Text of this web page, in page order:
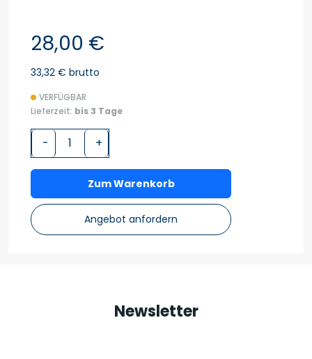
28,00 €
33,32 € brutto
VERFÜGBAR
Lieferzeit: bis 3 Tage
- +
Zum Warenkorb
Angebot anfordern
Newsletter